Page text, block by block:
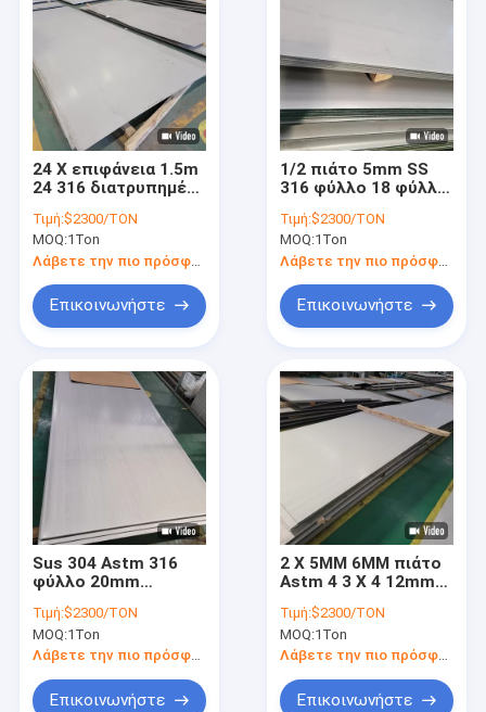
24 X επιφάνεια 1.5m
24 316 διατρυπημένη
ανοξείδωτου
ανοξείδωτου φύλλο
πλάτος
Τιμή:$2300/TON
MOQ:1Ton
Λάβετε την πιο πρόσφατη τιμή
Επικοινωνήστε
1/2 πιάτο 5mm SS
316 φύλλο 18 φύλλο
316 ανοξείδωτου
μετρητών
Τιμή:$2300/TON
MOQ:1Ton
Επικοινωνήστε
Sus 304 Astm 316
φύλλο 20mm
πιάτο ανοξείδωτου
βαρκών 12mm 10mm
Τιμή:$2300/TON
MOQ:1Ton
Λάβετε την πιο πρόσφατη τιμή
Επικοινωνήστε
2 X 5MM 6MM πιάτο
Astm 4 3 X 4 12mm
201 316 304
Τιμή:$2300/TON
MOQ:1Ton
Λάβετε την πιο πρόσφατη τιμή
Επικοινωνήστε